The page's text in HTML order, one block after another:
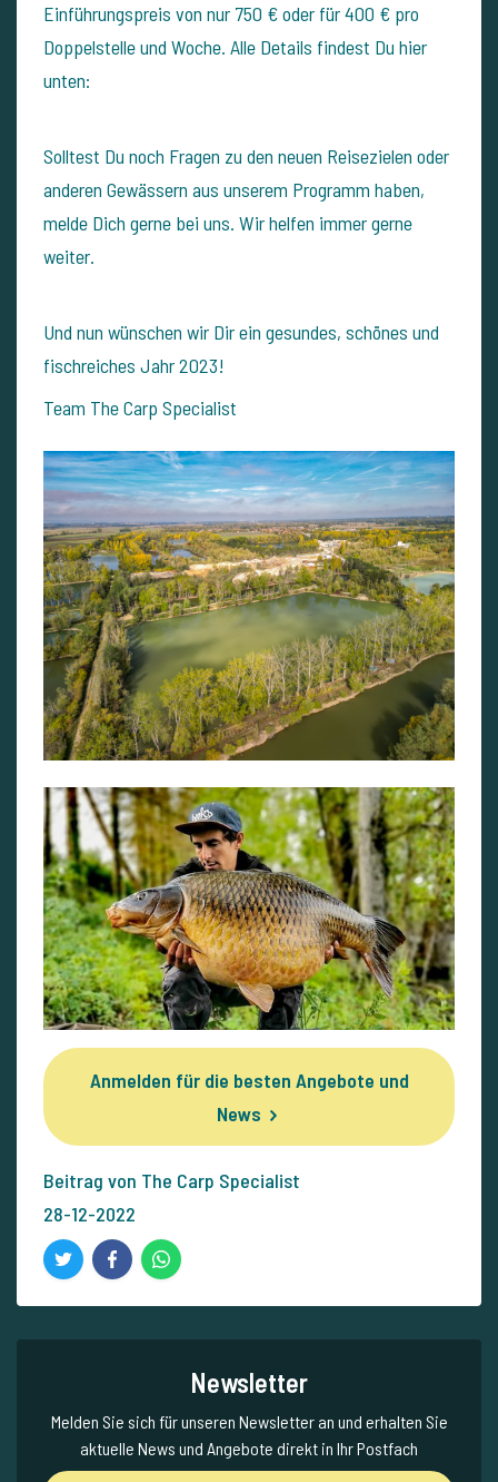
Einführungspreis von nur 750 € oder für 400 € pro
Doppelstelle und Woche. Alle Details findest Du hier
unten:
Solltest Du noch Fragen zu den neuen Reisezielen oder
anderen Gewässern aus unserem Programm haben,
melde Dich gerne bei uns. Wir helfen immer gerne
weiter.
Und nun wünschen wir Dir ein gesundes, schönes und
fischreiches Jahr 2023!
Team The Carp Specialist
Anmelden für die besten Angebote und
News
Beitrag von The Carp Specialist
28-12-2022
Newsletter
Melden Sie sich für unseren Newsletter an und erhalten Sie
aktuelle News und Angebote direkt in Ihr Postfach